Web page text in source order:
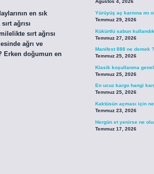
en sık
ağrısı
sırt ağrısı
ağrı ve
Erken doğumun en
Ağustos 4, 2026
Yürüyüş aç karnına mı
Temmuz 29, 2026
Kükürtlü sabun
Temmuz 27, 2026
Manifest 888 ne demek ?
Temmuz 25, 2026
Klasik koşullanma
Temmuz 25, 2026
En ucuz kargo hangi
Temmuz 25, 2026
Kaktüsün açması için
Temmuz 23, 2026
Hergün et yenirse ne
Temmuz 17, 2026